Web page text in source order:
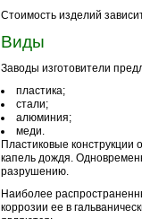
Стоимость изделий
Виды
Заводы изготовители
пластика;
стали;
алюминия;
меди.
Пластиковые
капель дождя.
разрушению.
Наиболее
коррозии ее в